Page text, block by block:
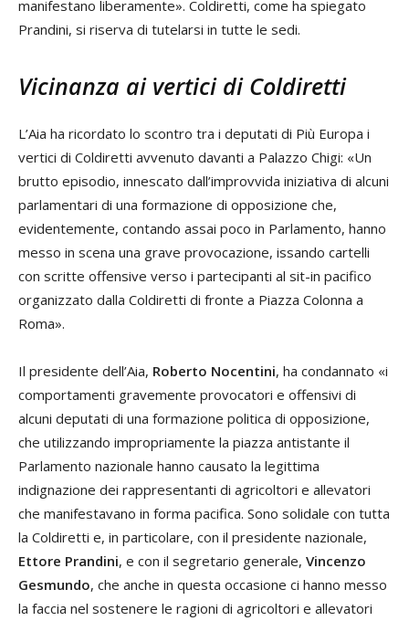
manifestano liberamente». Coldiretti, come ha spiegato
Prandini, si riserva di tutelarsi in tutte le sedi.
Vicinanza ai vertici di Coldiretti
L’Aia ha ricordato lo scontro tra i deputati di Più Europa i
vertici di Coldiretti avvenuto davanti a Palazzo Chigi: «Un
brutto episodio, innescato dall’improvvida iniziativa di alcuni
parlamentari di una formazione di opposizione che,
evidentemente, contando assai poco in Parlamento, hanno
messo in scena una grave provocazione, issando cartelli
con scritte offensive verso i partecipanti al sit-in pacifico
organizzato dalla Coldiretti di fronte a Piazza Colonna a
Roma».
Il presidente dell’Aia, Roberto Nocentini, ha condannato «i
comportamenti gravemente provocatori e offensivi di
alcuni deputati di una formazione politica di opposizione,
che utilizzando impropriamente la piazza antistante il
Parlamento nazionale hanno causato la legittima
indignazione dei rappresentanti di agricoltori e allevatori
che manifestavano in forma pacifica. Sono solidale con tutta
la Coldiretti e, in particolare, con il presidente nazionale,
Ettore Prandini, e con il segretario generale, Vincenzo
Gesmundo, che anche in questa occasione ci hanno messo
la faccia nel sostenere le ragioni di agricoltori e allevatori